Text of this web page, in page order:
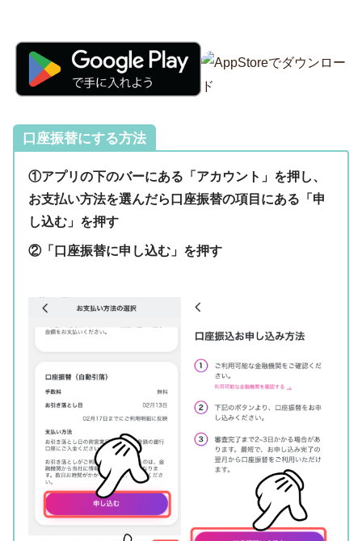
口座振替にする方法
①アプリの下のバーにある「アカウント」を押し、
お支払い方法を選んだら口座振替の項目にある「申
し込む」を押す
②「口座振替に申し込む」を押す